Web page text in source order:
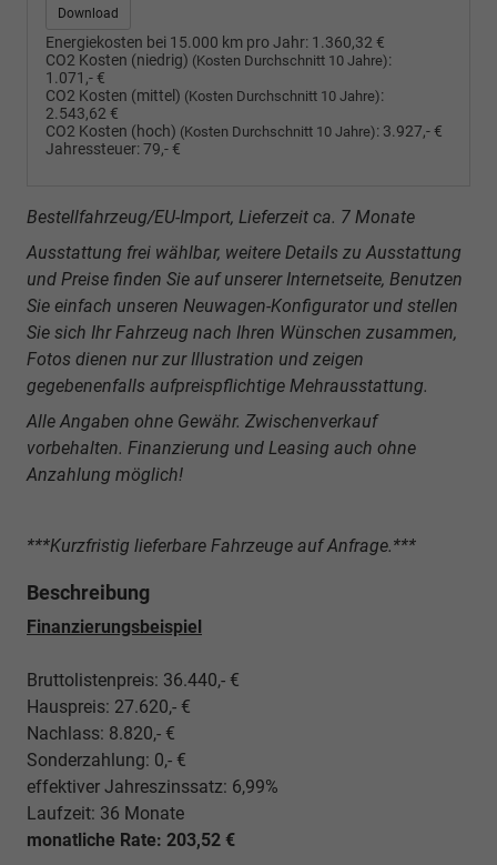
Download
Energiekosten bei 15.000 km pro Jahr: 1.360,32 €
CO2 Kosten (niedrig) (Kosten Durchschnitt 10 Jahre):
1.071,- €
CO2 Kosten (mittel) (Kosten Durchschnitt 10 Jahre):
2.543,62 €
CO2 Kosten (hoch) (Kosten Durchschnitt 10 Jahre): 3.927,- €
Jahressteuer:79,- €
Bestellfahrzeug/EU-Import, Lieferzeit ca. 7 Monate
Ausstattung frei wählbar, weitere Details zu Ausstattung
und Preise finden Sie auf unserer Internetseite, Benutzen
Sie einfach unseren Neuwagen-Konfigurator und stellen
Sie sich Ihr Fahrzeug nach Ihren Wünschen zusammen,
Fotos dienen nur zur Illustration und zeigen
gegebenenfalls aufpreispflichtige Mehrausstattung.
Alle Angaben ohne Gewähr. Zwischenverkauf
vorbehalten. Finanzierung und Leasing auch ohne
Anzahlung möglich!
***Kurzfristig lieferbare Fahrzeuge auf Anfrage.***
Beschreibung
Finanzierungsbeispiel
Bruttolistenpreis: 36.440,- €
Hauspreis: 27.620,- €
Nachlass: 8.820,- €
Sonderzahlung: 0,- €
effektiver Jahreszinssatz: 6,99%
Laufzeit: 36 Monate
monatliche Rate: 203,52 €